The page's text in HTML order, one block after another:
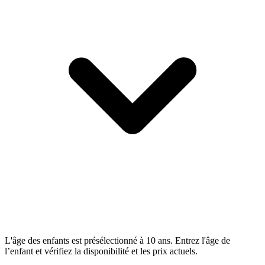
L'âge des enfants est présélectionné à 10 ans. Entrez l'âge de
l’enfant et vérifiez la disponibilité et les prix actuels.